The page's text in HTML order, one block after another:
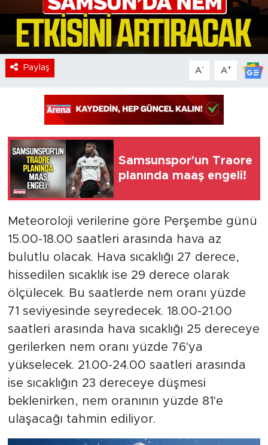
Paylaş A- A+
Samsunspor'un Traore
planında maaş engeli!
Meteoroloji verilerine göre Perşembe günü
15.00-18.00 saatleri arasında hava az
bulutlu olacak. Hava sıcaklığı 27 derece,
hissedilen sıcaklık ise 29 derece olarak
ölçülecek. Bu saatlerde nem oranı yüzde
71 seviyesinde seyredecek. 18.00-21.00
saatleri arasında hava sıcaklığı 25 dereceye
gerilerken nem oranı yüzde 76'ya
yükselecek. 21.00-24.00 saatleri arasında
ise sıcaklığın 23 dereceye düşmesi
beklenirken, nem oranının yüzde 81'e
ulaşacağı tahmin ediliyor.